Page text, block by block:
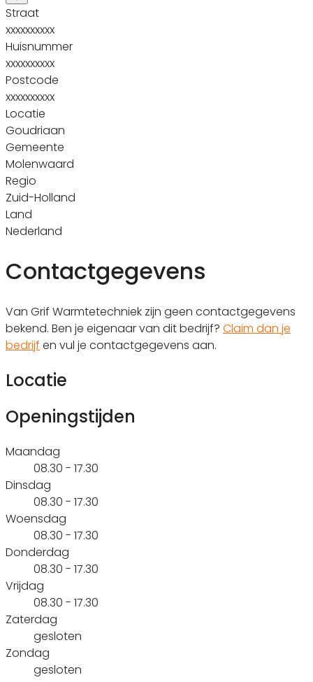
Straat
xxxxxxxxxx
Huisnummer
xxxxxxxxxx
Postcode
xxxxxxxxxx
Locatie
Goudriaan
Gemeente
Molenwaard
Regio
Zuid-Holland
Land
Nederland
Contactgegevens
Van Grif Warmtetechniek zijn geen contactgegevens
bekend. Ben je eigenaar van dit bedrijf? Claim dan je
bedrijf en vul je contactgegevens aan.
Locatie
Openingstijden
Maandag
08.30 - 17.30
Dinsdag
08.30 - 17.30
Woensdag
08.30 - 17.30
Donderdag
08.30 - 17.30
Vrijdag
08.30 - 17.30
Zaterdag
gesloten
Zondag
gesloten